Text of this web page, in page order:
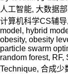
人工智能, 大数据
计算机科学CS辅导,
model , hybrid
obesity, obesity
particle swarm
random forest, RF,
Technique, 合成少